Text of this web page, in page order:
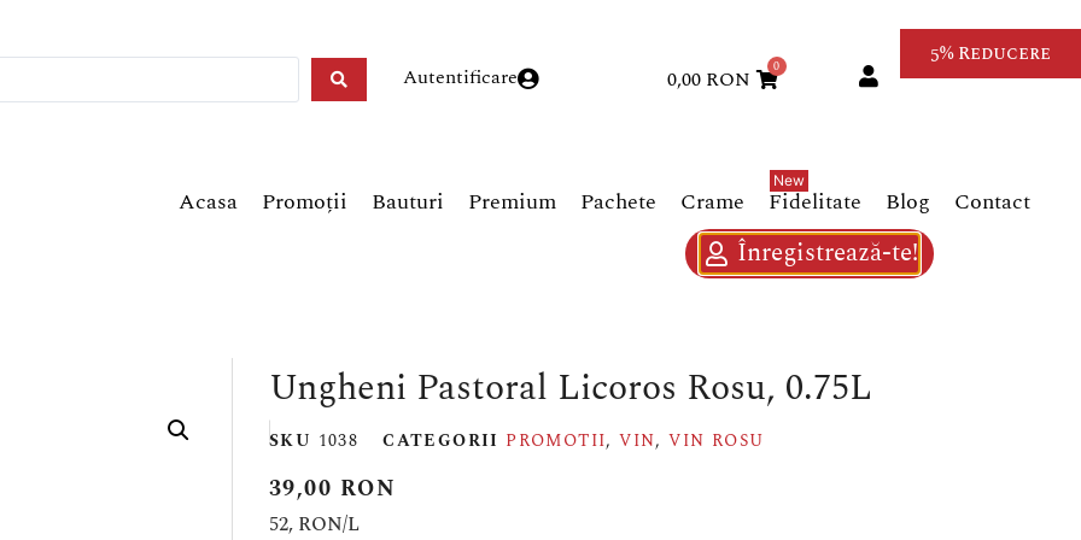
Autentificare 0,00 RON 0 5% Reducere
Acasa Promoții Bauturi Premium Pachete Crame Fidelitate Blog Contact
Ungheni Pastoral Licoros Rosu, 0.75L
SKU 1038 CATEGORII PROMOTII,VIN,VIN ROSU
39,00 RON
52, RON/L
Înregistrează-te!